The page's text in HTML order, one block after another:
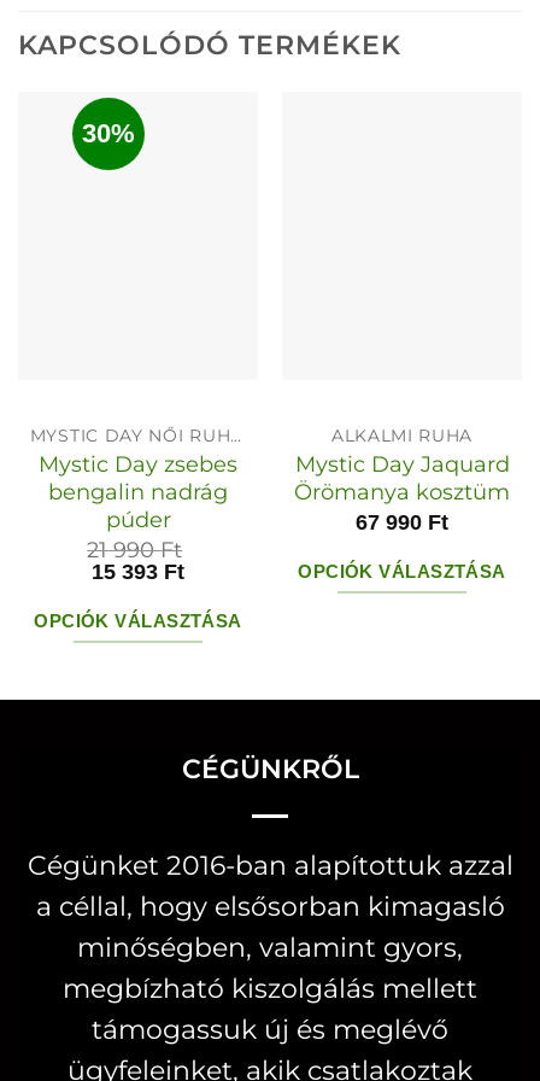
KAPCSOLÓDÓ TERMÉKEK
30%
MYSTIC DAY NŐI RUHÁK
Mystic Day zsebes
bengalin nadrág
púder
21 990Ft
15 393 Ft
OPCIÓK VÁLASZTÁSA
a
több
A
változatok
a
termékoldalon
ki
ALKALMI RUHA
Mystic Day Jaquard
Örömanya kosztüm
67 990 Ft
OPCIÓK VÁLASZTÁSA
változatok
választhatók
ki
CÉGÜNKRŐL
Cégünket 2016-ban alapítottuk azzal
a céllal, hogy elsősorban kimagasló
minőségben, valamint gyors,
megbízható kiszolgálás mellett
támogassuk új és meglévő
ügyfeleinket, akik csatlakoztak